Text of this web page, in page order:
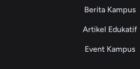
Berita Kampus
Artikel Edukatif
Event Kampus